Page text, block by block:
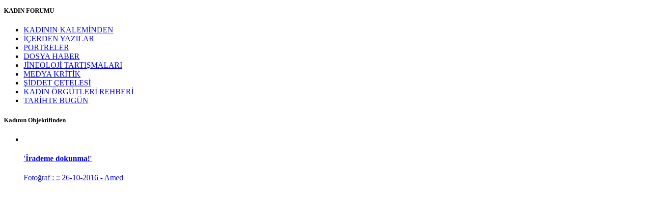
KADIN FORUMU
KADININ KALEMİNDEN
İÇERDEN YAZILAR
PORTRELER
DOSYA HABER
JİNEOLOJİ TARTIŞMALARI
MEDYA KRİTİK
ŞİDDET ÇETELESİ
KADIN ÖRGÜTLERİ REHBERİ
TARİHTE BUGÜN
Kadının Objektifinden
'İrademe dokunma!'
Fotoğraf : :: 26-10-2016 - Amed